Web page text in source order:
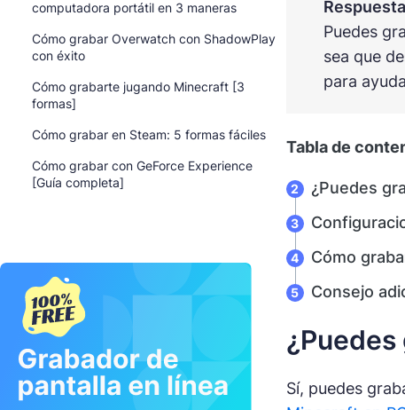
computadora portátil en 3 maneras
Cómo grabar Overwatch con ShadowPlay
con éxito
Cómo grabarte jugando Minecraft [3
formas]
Cómo grabar en Steam: 5 formas fáciles
Cómo grabar con GeForce Experience
[Guía completa]
Puedes
sea que
para
Tabla de
¿Puedes
Cómo
Consejo
Sí, puedes